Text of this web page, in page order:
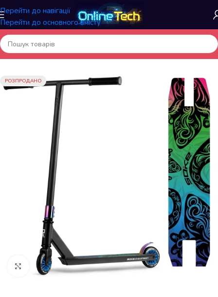
Перейти до навігації
Перейти до основного вмісту
Головна/Спортивні товари/Самокати і Скейтборди, аксесуари
РОЗПРОДАНО
Натисніть, щоб збільшити